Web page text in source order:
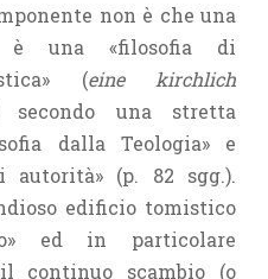
non è che una
è una «filosofia di
(eine
kirchlich
secondo una stretta
dalla Teologia» e
autorità» (p. 82 sgg.).
edificio tomistico
ed in particolare
continuo scambio (o